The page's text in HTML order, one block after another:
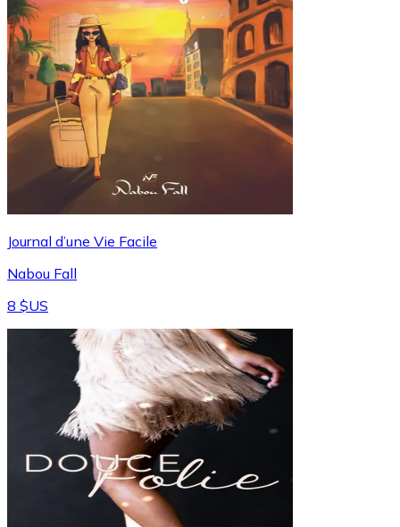
Journal d’une Vie Facile
Nabou Fall
8 $US